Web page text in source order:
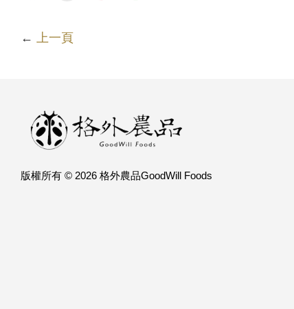
← 上一頁
版權所有 © 2026 格外農品GoodWill Foods